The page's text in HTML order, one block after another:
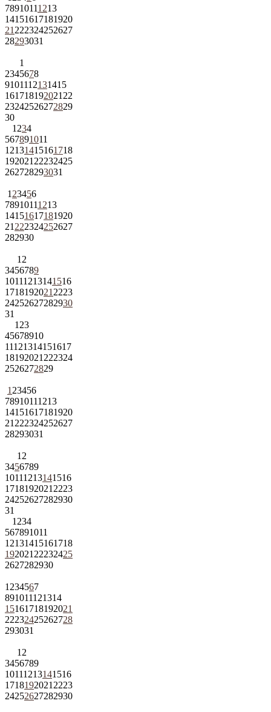
78910111213
14151617181920
21 222324252627
28293031
1
2345678
9101112131415
161718192021 22
23242526272829
30
1 234
567891011
12131415161718
192021 22232425
262728293031
1 23456
78910111213
14151617181920
21 222324252627
282930
1 2
3456789
10111213141516
1718192021 2223
24252627282930
31
1 23
45678910
11121314151617
18192021 222324
2526272829
1 23456
78910111213
14151617181920
21 222324252627
28293031
1 2
3456789
10111213141516
1718192021 2223
24252627282930
31
1 234
567891011
12131415161718
192021 22232425
2627282930
1 234567
891011121314
15161718192021
22232425262728
293031
1 2
3456789
10111213141516
1718192021 2223
24252627282930